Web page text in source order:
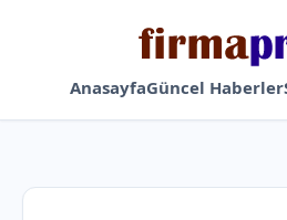
AnasayfaGüncel Haberler